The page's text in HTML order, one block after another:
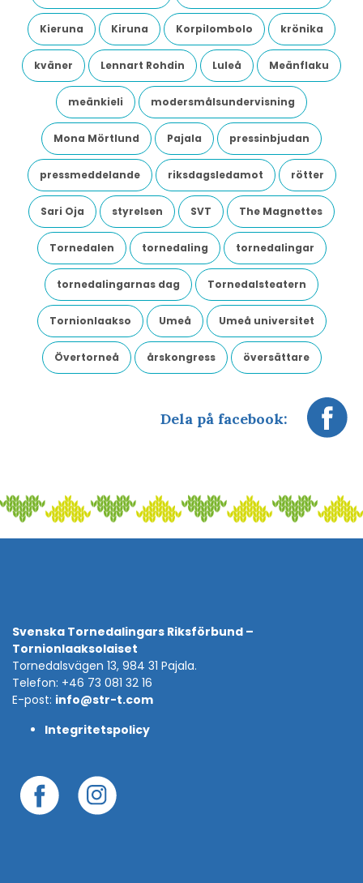
Kieruna Kiruna Korpilombolo krönika
kväner Lennart Rohdin Luleå Meänflaku
meänkieli modersmålsundervisning
Mona Mörtlund Pajala pressinbjudan
pressmeddelande riksdagsledamot rötter
Sari Oja styrelsen SVT The Magnettes
Tornedalen tornedaling tornedalingar
tornedalingarnas dag Tornedalsteatern
Tornionlaakso Umeå Umeå universitet
Övertorneå årskongress översättare
Dela på facebook:
Svenska Tornedalingars Riksförbund –
Tornionlaaksolaiset
Tornedalsvägen 13, 984 31 Pajala.
Telefon: +46 73 081 32 16
E-post: info@str-t.com
Integritetspolicy